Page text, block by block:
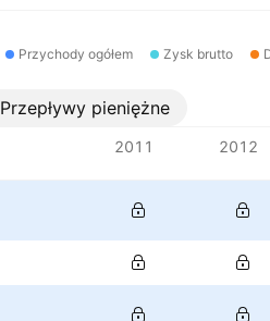
Przychody ogółem
Zysk brutto
Przepływy pieniężne
2011 2012